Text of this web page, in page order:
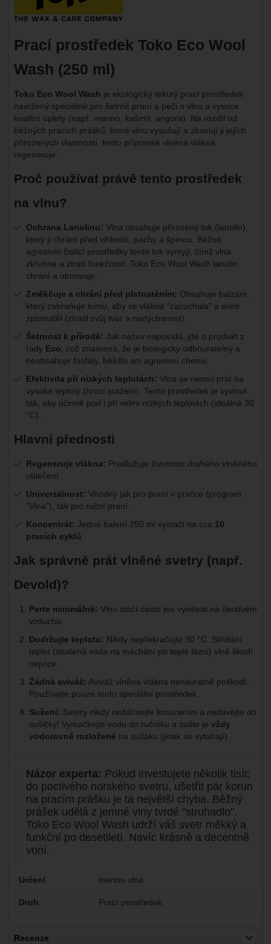
Prací prostředek Toko Eco Wool
Wash (250 ml)
Toko Eco Wool Wash je ekologický tekutý prací prostředek
navržený speciálně pro šetrné praní a péči o vlnu a vysoce
kvalitní úplety (např. merino, kašmír, angora). Na rozdíl od
běžných pracích prášků, které vlnu vysušují a zbavují ji jejích
přirozených vlastností, tento přípravek vlněná vlákna
regeneruje.
Proč používat právě tento prostředek
na vlnu?
Ochrana Lanolinu: Vlna obsahuje přirozený tuk (lanolin),
který ji chrání před vlhkostí, pachy a špínou. Běžné
agresivní čisticí prostředky tento tuk vymyjí, čímž vlna
zkřehne a ztratí funkčnost. Toko Eco Wool Wash lanolin
chrání a obnovuje.
Změkčuje a chrání před plstnatěním: Obsahuje balzám,
který zabraňuje tomu, aby se vlákna "zacuchala" a svetr
zplstnatěl (ztratil svůj tvar a nadýchanost).
Šetrnost k přírodě: Jak název napovídá, jde o produkt z
řady Eco , což znamená, že je biologicky odbouratelný a
neobsahuje fosfáty, bělidla ani agresivní chemii.
Efektivita při nízkých teplotách: Vlna se nesmí prát na
vysoké teploty (hrozí sražení). Tento prostředek je vyvinut
tak, aby účinně pral i při velmi nízkých teplotách (ideálně 30
°C).
Hlavní přednosti
Regeneruje vlákna: Prodlužuje životnost drahého vlněného
oblečení.
Univerzálnost: Vhodný jak pro praní v pračce (program
"Vlna"), tak pro ruční praní.
Koncentrát: Jedno balení 250 ml vystačí na cca 10
pracích cyklů
Jak správně prát vlněné svetry (např.
Devold)?
Perte minimálně: Vlnu stačí často jen vyvětrat na čerstvém
vzduchu.
Dodržujte teplotu: Nikdy nepřekračujte 30 °C. Střídání
teplot (studená voda na máchání po teplé lázni) vlně škodí
nejvíce.
Žádná aviváž: Aviváž vlněná vlákna nenávratně poškodí.
Používejte pouze tento speciální prostředek.
Sušení: Svetry nikdy neždímejte kroucením a nedávejte do
sušičky! Vymačkejte vodu do ručníku a sušte je vždy
vodorovně rozložené na sušáku (jinak se vytahají).
Názor experta: Pokud investujete několik tisíc
do poctivého norského svetru, ušetřit pár korun
na pracím prášku je ta největší chyba. Běžný
prášek udělá z jemné vlny tvrdé "struhadlo".
Toko Eco Wool Wash udrží váš svetr měkký a
funkční po desetiletí. Navíc krásně a decentně
voní.
Parametry
Určení merino vlna
Druh Prací prostředek
Recenze